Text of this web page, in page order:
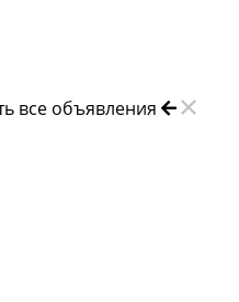
все объявления